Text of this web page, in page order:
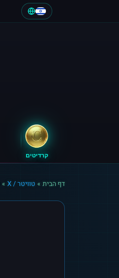
קרדיטים
דף הבית » טוויטר / X »